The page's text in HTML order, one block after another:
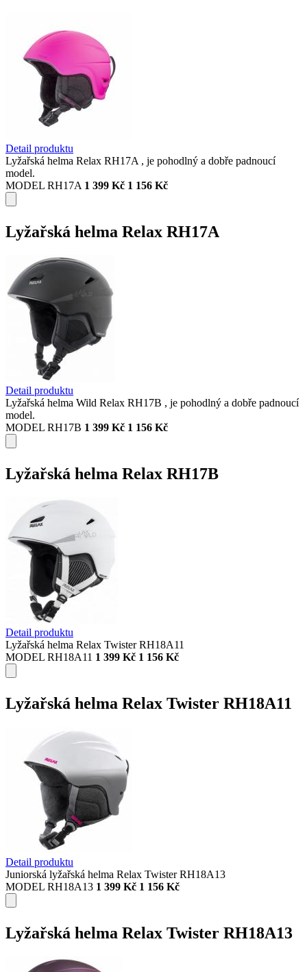
Detail produktu
Lyžařská helma Relax RH17A , je pohodlný a dobře padnoucí
model.
MODEL RH17A 1 399 Kč 1 156 Kč
Lyžařská helma Relax RH17A
Detail produktu
Lyžařská helma Wild Relax RH17B , je pohodlný a dobře padnoucí
model.
MODEL RH17B 1 399 Kč 1 156 Kč
Lyžařská helma Relax RH17B
Detail produktu
Lyžařská helma Relax Twister RH18A11
MODEL RH18A11 1 399 Kč 1 156 Kč
Lyžařská helma Relax Twister RH18A11
Detail produktu
Juniorská lyžařská helma Relax Twister RH18A13
MODEL RH18A13 1 399 Kč 1 156 Kč
Lyžařská helma Relax Twister RH18A13